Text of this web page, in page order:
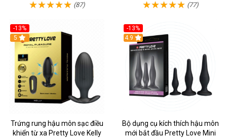
(87) (77)
-13%
Hot
5
Trứng rung hậu môn sạc điều
khiển từ xa Pretty Love Kelly
-13%
Hot
4.9
Bộ dụng cụ kích thích hậu môn
mới bắt đầu Pretty Love Mini